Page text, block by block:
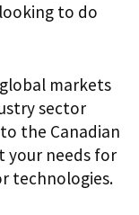
to do
markets
sector
the Canadian
your needs for
technologies.